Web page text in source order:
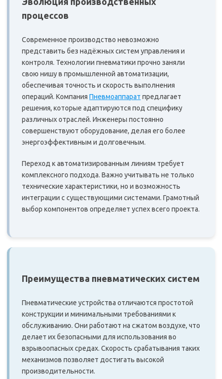
процессов
Современное производство невозможно
представить без надёжных систем управления и
контроля. Технологии пневматики прочно заняли
свою нишу в промышленной автоматизации,
обеспечивая точность и скорость выполнения
операций. Компания Пневмоаппарат предлагает
решения, которые адаптируются под специфику
различных отраслей. Инженеры постоянно
совершенствуют оборудование, делая его более
энергоэффективным и долговечным.
Переход к автоматизированным линиям требует
комплексного подхода. Важно учитывать не только
технические характеристики, но и возможность
интеграции с существующими системами. Грамотный
выбор компонентов определяет успех всего проекта.
Преимущества пневматических систем
Пневматические устройства отличаются простотой
конструкции и минимальными требованиями к
обслуживанию. Они работают на сжатом воздухе, что
делает их безопасными для использования во
взрывоопасных средах. Скорость срабатывания таких
механизмов позволяет достигать высокой
производительности.